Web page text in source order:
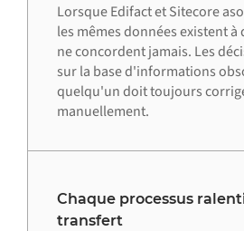
Lorsque Edifact et Sitecore
les mêmes données existent
ne concordent jamais. Les
sur la base d'informations
quelqu'un doit toujours
manuellement.
Chaque processus
transfert